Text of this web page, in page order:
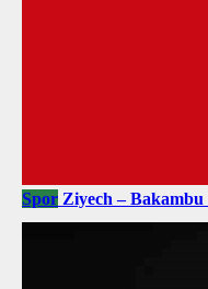
Spor Ziyech – Bakambu